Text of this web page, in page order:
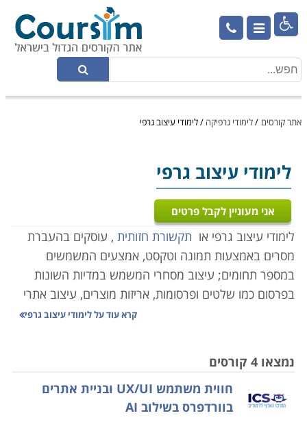

אתר קורסים /לימודי גרפיקה /לימודי עיצוב גרפי
לימודי עיצוב גרפי
אני מעוניין לקבל פרטים
לימודי עיצוב גרפי או תקשורת חזותית , עוסקים בהעברת
מסרים באמצעות תמונה וטקסט, אמצעים המשמשים
במספר תחומים; עיצוב מסחרי המשמש במדיות השונות
בפרסום כמו שלטים ופרסומות, אריזות מוצרים, עיצוב אתרי
אינטרנט וממשקים עבורם, כמו גם עבור מערכות מידע
מגזינים, ספרים ועלונים.
מטבעו, זהו מקצוע אמנותי, אך חובה עליו להיות אמנות
קרא עוד עללימודי עיצוב גרפי
נמצאו 4 קורסים
חווית משתמש UX/UI ובניית אתרים
בוורדפרס בשילוב AI